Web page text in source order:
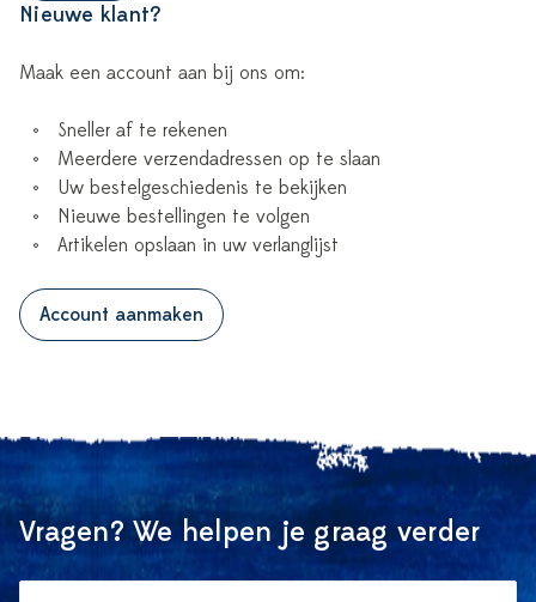
Nieuwe klant?
Maak een account aan bij ons om:
Sneller af te rekenen
Meerdere verzendadressen op te slaan
Uw bestelgeschiedenis te bekijken
Nieuwe bestellingen te volgen
Artikelen opslaan in uw verlanglijst
Account aanmaken
Vragen? We helpen je graag verder